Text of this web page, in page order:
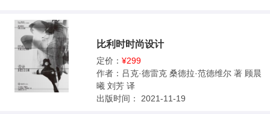
比利时时尚设计
定价： ¥299
作者： 吕克·德雷克 桑德拉·范德维尔 著 顾晨
曦 刘芳 译
出版时间：
2021-11-19